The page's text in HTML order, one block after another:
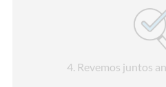
4. Revemos juntos